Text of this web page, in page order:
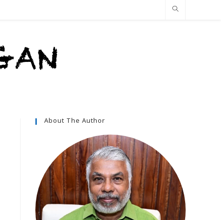
About The Author